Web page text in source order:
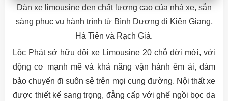
Dàn xe limousine đen chất lượng cao của nhà xe, sẵn
sàng phục vụ hành trình từ Bình Dương đi Kiên Giang,
Hà Tiên và Rạch Giá.
Lộc Phát sở hữu đội xe Limousine 20 chỗ đời mới, với
động cơ mạnh mẽ và khả năng vận hành êm ái, đảm
bảo chuyến đi suôn sẻ trên mọi cung đường. Nội thất xe
được thiết kế sang trọng, đẳng cấp với ghế ngồi bọc da